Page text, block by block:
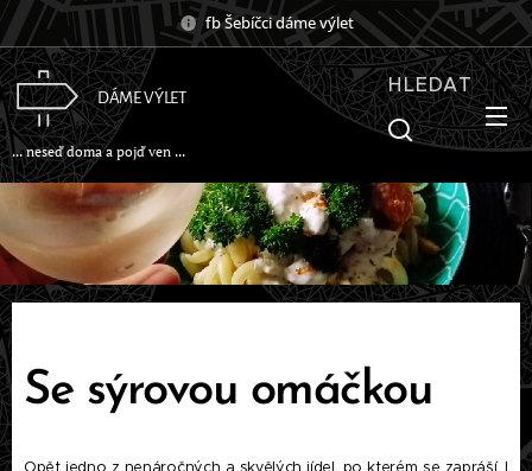
fb Šebíčci dáme výlet
DÁME VÝLET
... neseď doma a pojď ven ...
HLEDAT
Se sýrovou omáčkou